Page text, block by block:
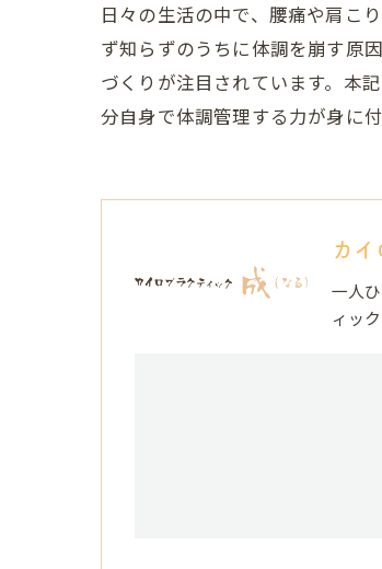
日々の生活の中で、腰痛や肩こ
ず知らずのうちに体調を崩す原
づくりが注目されています。本
分自身で体調管理する力が身に
カ
一人
ィッ